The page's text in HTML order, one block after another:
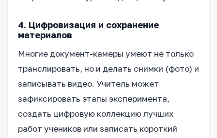
4. Цифровизация и сохранение
материалов
Многие документ-камеры умеют не только
транслировать, но и делать снимки (фото) и
записывать видео. Учитель может
зафиксировать этапы эксперимента,
создать цифровую коллекцию лучших
работ учеников или записать короткий